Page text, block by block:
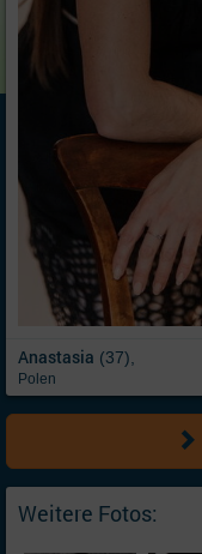
Anastasia (37),
Polen
Weitere Fotos: